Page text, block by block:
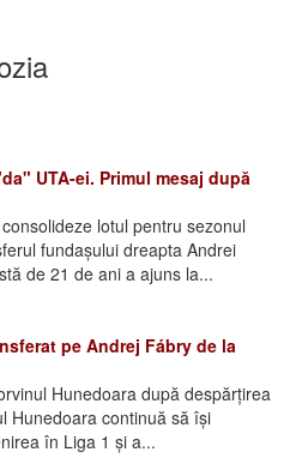
UTA-ei. Primul mesaj după
lotul pentru sezonul
fundașului dreapta Andrei
de 21 de ani a ajuns la...
pe Andrej Fábry de la
Hunedoara după despărțirea
Hunedoara continuă să își
în Liga 1 și a...